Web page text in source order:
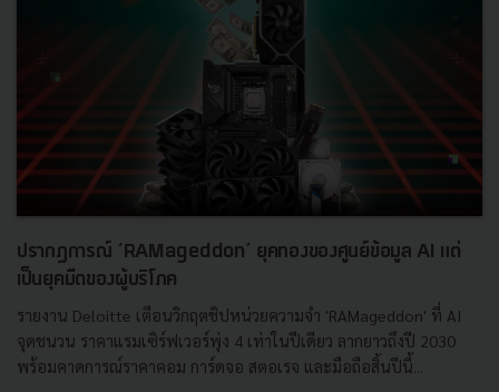
ปรากฏการณ์ ‘RAMageddon’ ยุคทองของศูนย์ข้อมูล AI แต่
เป็นยุคมืดของผู้บริโภค
รายงาน Deloitte เตือนวิกฤตชิปหน่วยความจำ 'RAMageddon' ที่ AI
จุดชนวน ราคาแรมเซิร์ฟเวอร์พุ่ง 4 เท่าในปีเดียว ลากยาวถึงปี 2030
พร้อมคาดการณ์ราคาคอม การ์ดจอ สตอเรจ และมือถือสิ้นปีนี้...